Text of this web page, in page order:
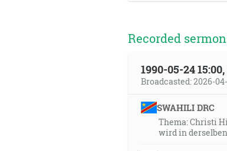
Recorded
1990-05-24
Broadcasted: 2026-04-
SWAHILI DRC
Thema: Christi
wird in